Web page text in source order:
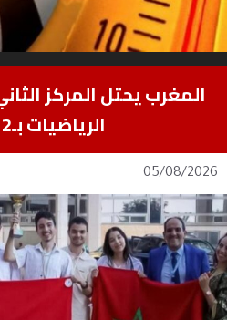
المغرب يحتل المركز
الرياضيات بـ12 ميدالية
05/08/2026